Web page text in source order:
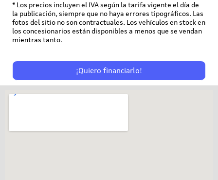
* Los precios incluyen el IVA según la tarifa vigente el día de
la publicación, siempre que no haya errores tipográficos. Las
fotos del sitio no son contractuales. Los vehículos en stock en
los concesionarios están disponibles a menos que se vendan
mientras tanto.
¡Quiero financiarlo!